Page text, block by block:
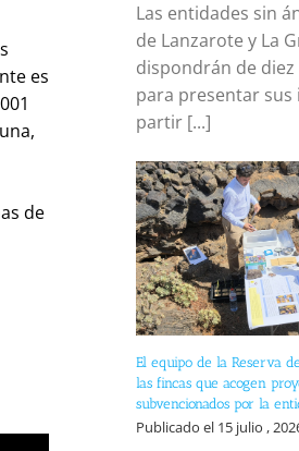
es
de
Las entidades sin
de Lanzarote y La
dispondrán de diez
para presentar sus
partir [...]
El equipo de la Reserva
las fincas que acogen
subvencionados por la
Publicado el 15 julio ,